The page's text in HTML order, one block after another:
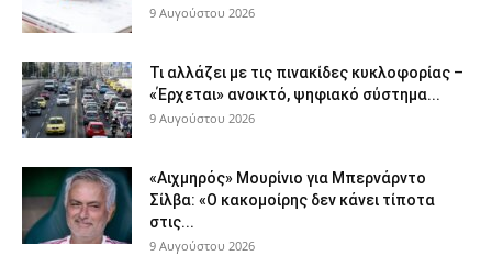
9 Αυγούστου 2026
Τι αλλάζει με τις πινακίδες κυκλοφορίας –
«Έρχεται» ανοικτό, ψηφιακό σύστημα...
9 Αυγούστου 2026
«Αιχμηρός» Μουρίνιο για Μπερνάρντο
Σίλβα: «Ο κακομοίρης δεν κάνει τίποτα
στις...
9 Αυγούστου 2026